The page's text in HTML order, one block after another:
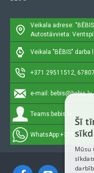
Veikala adrese:
Autostāvvieta:
Veikala "BĒBIS" darba
+371 29511512,
e-mail:
Teams: bebis.lv
WhatsApp:+371
Šī
Mūsu